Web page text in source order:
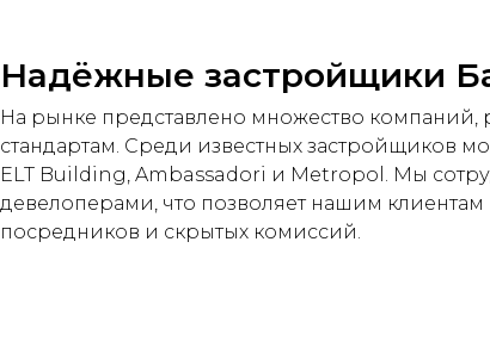
Надёжные застройщики
На рынке представлено множество
стандартам. Среди известных застройщиков
ELT Building, Ambassadori и Metropol. Мы
девелоперами, что позволяет нашим
посредников и скрытых комиссий.